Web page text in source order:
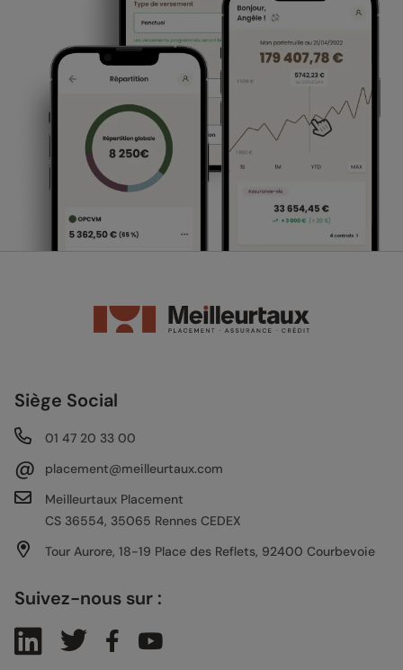
Siège Social
01 47 20 33 00
@
placement@meilleurtaux.com
Meilleurtaux Placement
CS 36554, 35065 Rennes CEDEX
Tour Aurore, 18-19 Place des Reflets, 92400 Courbevoie
Suivez-nous sur :